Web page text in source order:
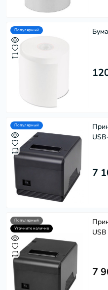
Популярный
Популярный
7
Популярный
Уточните наличие
USB
7